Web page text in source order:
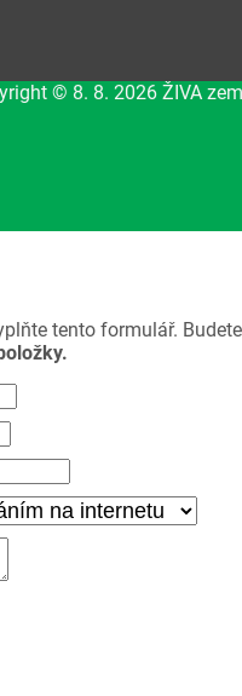
© 8. 8. 2026 ŽIVA
tento formulář.